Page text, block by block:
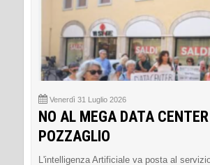
Venerdì 31 Luglio 2026
NO AL MEGA DATA
POZZAGLIO
L'intelligenza Artificiale va posta al